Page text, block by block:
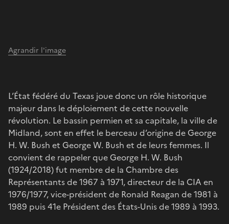
Agrandir l'image
L’État fédéré du Texas joue donc un rôle historique
majeur dans le déploiement de cette nouvelle
révolution. Le bassin permien et sa capitale, la ville de
Midland, sont en effet le berceau d’origine de George
H. W. Bush et George W. Bush et de leurs femmes. Il
convient de rappeler que George H. W. Bush
(1924/2018) fut membre de la Chambre des
Représentants de 1967 à 1971, directeur de la CIA en
1976/1977, vice-président de Ronald Reagan de 1981 à
1989 puis 41e Président des États-Unis de 1989 à 1993.